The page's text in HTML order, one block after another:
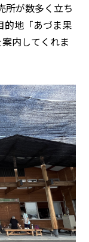
所が数多く立ち
的地「あづま果
内してくれま